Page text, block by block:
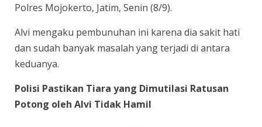
Polres Mojokerto, Jatim, Senin (8/9).
Alvi mengaku pembunuhan ini karena dia sakit hati
dan sudah banyak masalah yang terjadi di antara
keduanya.
Polisi Pastikan Tiara yang Dimutilasi Ratusan
Potong oleh Alvi Tidak Hamil